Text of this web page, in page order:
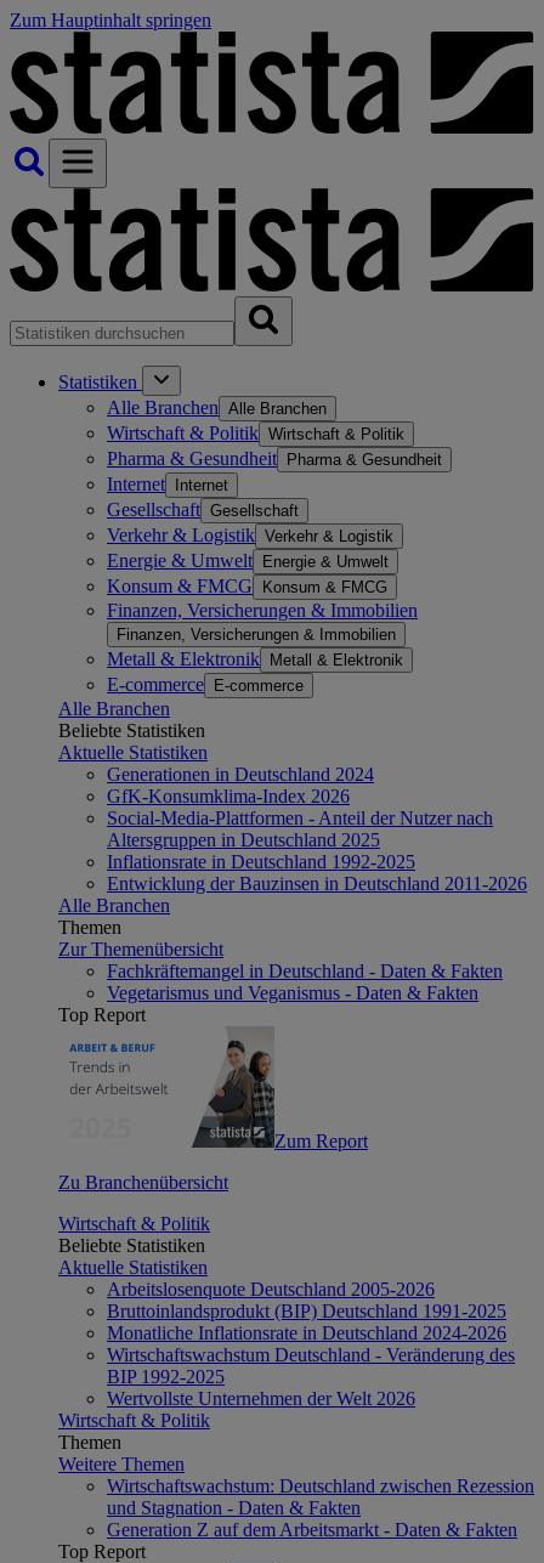
Zum Hauptinhalt springen
Statistiken
Alle Branchen Alle Branchen
Wirtschaft & Politik Wirtschaft & Politik
Pharma & Gesundheit Pharma & Gesundheit
Internet Internet
Gesellschaft Gesellschaft
Verkehr & Logistik Verkehr & Logistik
Energie & Umwelt Energie & Umwelt
Konsum & FMCG Konsum & FMCG
Finanzen, Versicherungen & Immobilien
Finanzen, Versicherungen & Immobilien
Metall & Elektronik Metall & Elektronik
E-commerce E-commerce
Alle Branchen
Beliebte Statistiken
Aktuelle Statistiken
Generationen in Deutschland 2024
GfK-Konsumklima-Index 2026
Social-Media-Plattformen - Anteil der Nutzer nach
Altersgruppen in Deutschland 2025
Inflationsrate in Deutschland 1992-2025
Entwicklung der Bauzinsen in Deutschland 2011-2026
Alle Branchen
Themen
Zur Themenübersicht
Fachkräftemangel in Deutschland - Daten & Fakten
Vegetarismus und Veganismus - Daten & Fakten
Top Report
Zum Report
Zu Branchenübersicht
Wirtschaft & Politik
Beliebte Statistiken
Aktuelle Statistiken
Arbeitslosenquote Deutschland 2005-2026
Bruttoinlandsprodukt (BIP) Deutschland 1991-2025
Monatliche Inflationsrate in Deutschland 2024-2026
Wirtschaftswachstum Deutschland - Veränderung des
BIP 1992-2025
Wertvollste Unternehmen der Welt 2026
Wirtschaft & Politik
Themen
Weitere Themen
Wirtschaftswachstum: Deutschland zwischen Rezession
und Stagnation - Daten & Fakten
Generation Z auf dem Arbeitsmarkt - Daten & Fakten
Top Report